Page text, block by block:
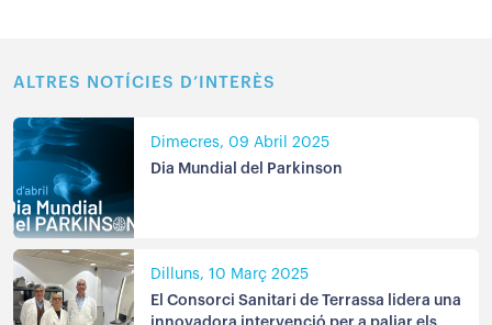
ALTRES NOTÍCIES D’INTERÈS
Dimecres, 09 Abril 2025
Dia Mundial del Parkinson
Dilluns, 10 Març 2025
El Consorci Sanitari de Terrassa lidera una